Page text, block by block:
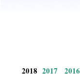
2018 2017 2016